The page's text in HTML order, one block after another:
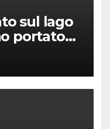
sul lago
portato